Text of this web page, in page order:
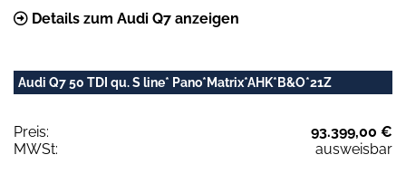
Details zum Audi Q7 anzeigen
Audi Q7 50 TDI qu. S line* Pano*Matrix*AHK*B&O*21Z
Preis:
93.399,00 €
MWSt:
ausweisbar